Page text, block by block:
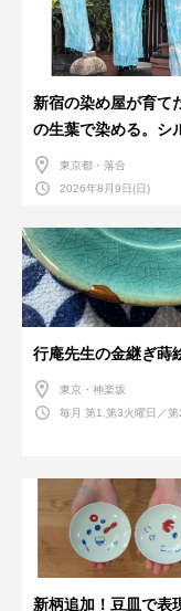
新宿の染め屋が育て
の生葉で染める。シ
ストール
東京都・落合
2026年8月9日(日)
行庵先生の金継ぎ蒔
東京・神楽坂
毎月 第1,第3火曜日／第
新柄追加！豆皿で表